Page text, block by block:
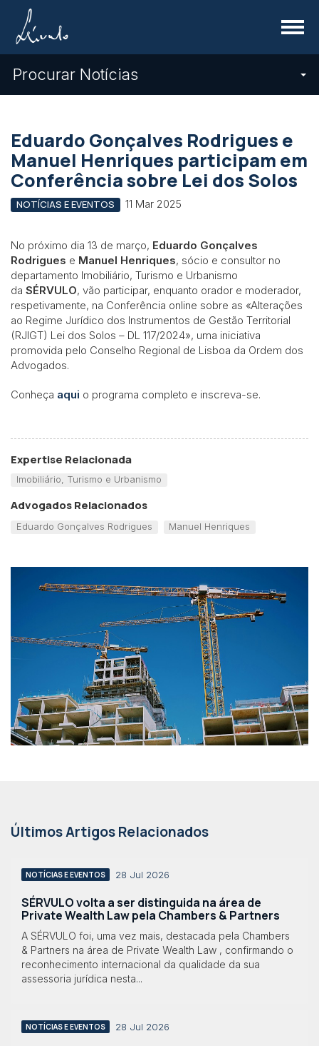
Menu
Procurar Notícias
Eduardo Gonçalves Rodrigues e
Manuel Henriques participam em
Conferência sobre Lei dos Solos
NOTÍCIAS E EVENTOS 11 Mar 2025
No próximo dia 13 de março, Eduardo Gonçalves
Rodrigues e Manuel Henriques, sócio e consultor no
departamento Imobiliário, Turismo e Urbanismo
da SÉRVULO, vão participar, enquanto orador e moderador,
respetivamente, na Conferência online sobre as «Alterações
ao Regime Jurídico dos Instrumentos de Gestão Territorial
(RJIGT) Lei dos Solos – DL 117/2024», uma iniciativa
promovida pelo Conselho Regional de Lisboa da Ordem dos
Advogados.
Conheça aqui o programa completo e inscreva-se.
Expertise Relacionada
Imobiliário, Turismo e Urbanismo
Advogados Relacionados
Eduardo Gonçalves Rodrigues Manuel Henriques
Últimos Artigos Relacionados
NOTÍCIAS E EVENTOS 28 Jul 2026
SÉRVULO volta a ser distinguida na área de
Private Wealth Law pela Chambers & Partners
A SÉRVULO foi, uma vez mais, destacada pela Chambers
& Partners na área de Private Wealth Law , confirmando o
reconhecimento internacional da qualidade da sua
assessoria jurídica nesta...
NOTÍCIAS E EVENTOS 28 Jul 2026